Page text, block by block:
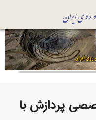
پردازش با